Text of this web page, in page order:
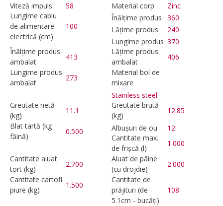
Viteză impuls
58 Material corp
Zinc
Lungime cablu
de alimentare
electrică (cm)
100
Înălțime produs
360
Lățime produs
240
Lungime produs 370
Înălțime produs
ambalat
413
Lățime produs
ambalat
406
Lungime produs
ambalat
273
Material bol de
mixare
Stainless steel
Greutate netă
(kg)
11.1
Greutate brută
(kg)
12.85
Blat tartă (kg
făină)
0.500 Albușuri de ou
12
Cantitate max.
de frișcă (l)
1.000
Cantitate aluat
tort (kg)
2.700
Aluat de pâine
(cu drojdie)
2.000
Cantitate cartofi
piure (kg)
1.500
Cantitate de
prăjituri (de
5.1cm - bucăți)
108